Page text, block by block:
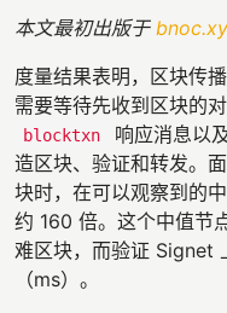
本文最初出版于
度量结果表明，区块传
需要等待先收到区块的
blocktxn
响应消息以
造区块、验证和转发。
块时，在可以观察到的
约 160 倍。这个中值节
难区块，而验证 Signet
（ms）。